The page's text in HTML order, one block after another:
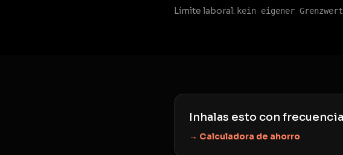
Límite laboral: kein eigener
Inhalas esto con
→ Calculadora de ahorro